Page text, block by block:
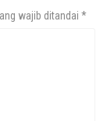
wajib ditandai *